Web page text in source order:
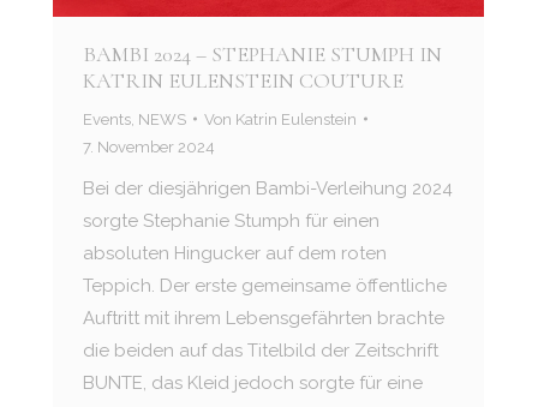
BAMBI 2024 – STEPHANIE STUMPH IN
KATRIN EULENSTEIN COUTURE
Events, NEWS Von Katrin Eulenstein
7. November 2024
Bei der diesjährigen Bambi-Verleihung 2024
sorgte Stephanie Stumph für einen
absoluten Hingucker auf dem roten
Teppich. Der erste gemeinsame öffentliche
Auftritt mit ihrem Lebensgefährten brachte
die beiden auf das Titelbild der Zeitschrift
BUNTE, das Kleid jedoch sorgte für eine